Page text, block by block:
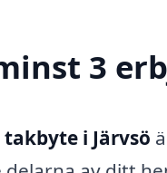
3
takbyte i Järvsö